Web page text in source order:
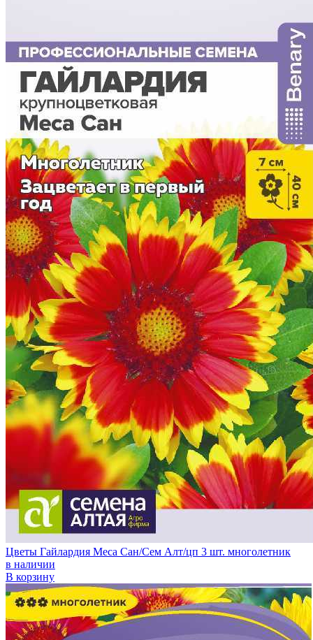
Цветы Гайлардия Меса Сан/Сем Алт/цп 3 шт. многолетник
в наличии
В корзину